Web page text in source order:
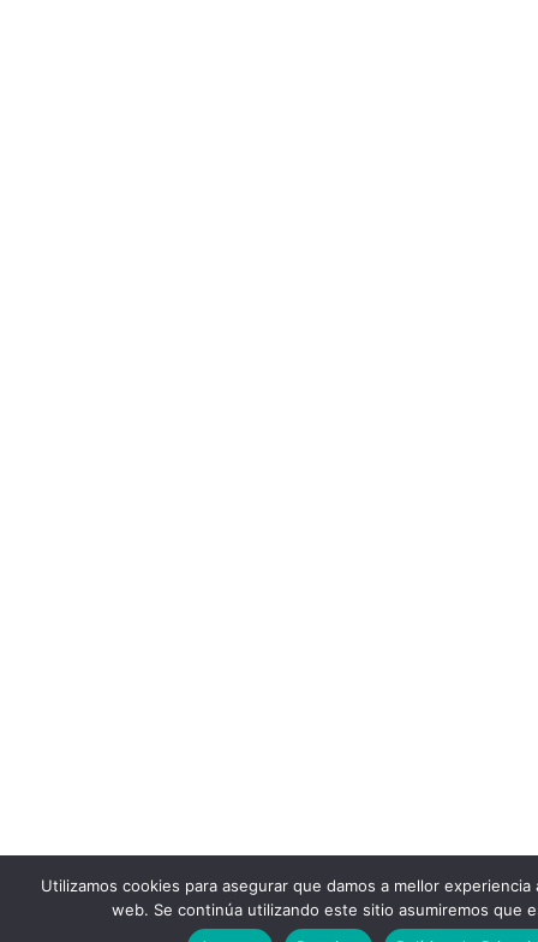
Utilizamos cookies para asegurar que damos a mellor
web. Se continúa utilizando este sitio asumiremos que